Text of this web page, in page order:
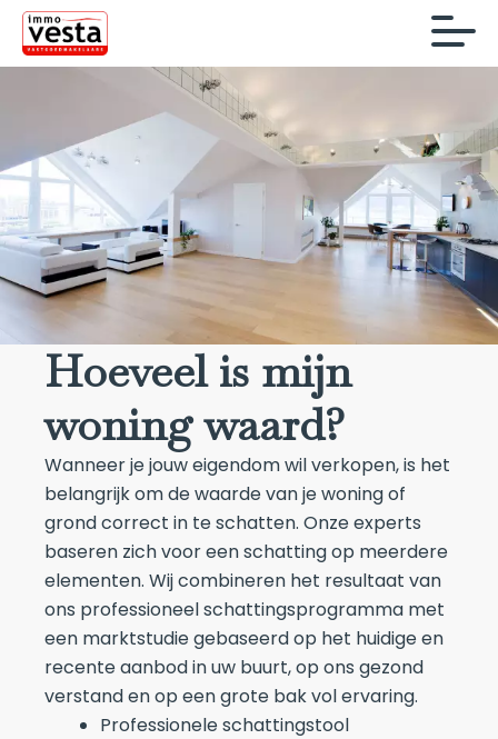
Hoeveel is mijn
woning waard?
Wanneer je jouw eigendom wil verkopen, is het
belangrijk om de waarde van je woning of
grond correct in te schatten. Onze experts
baseren zich voor een schatting op meerdere
elementen. Wij combineren het resultaat van
ons professioneel schattingsprogramma met
een marktstudie gebaseerd op het huidige en
recente aanbod in uw buurt, op ons gezond
verstand en op een grote bak vol ervaring.
Professionele schattingstool